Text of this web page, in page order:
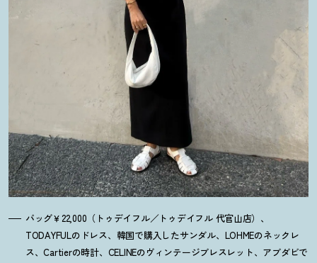
バッグ￥22,000（トゥデイフル／トゥデイフル 代官山店）、
TODAYFULのドレス、韓国で購入したサンダル、LOHMEのネックレ
ス、Cartierの時計、CELINEのヴィンテージブレスレット、アブダビで